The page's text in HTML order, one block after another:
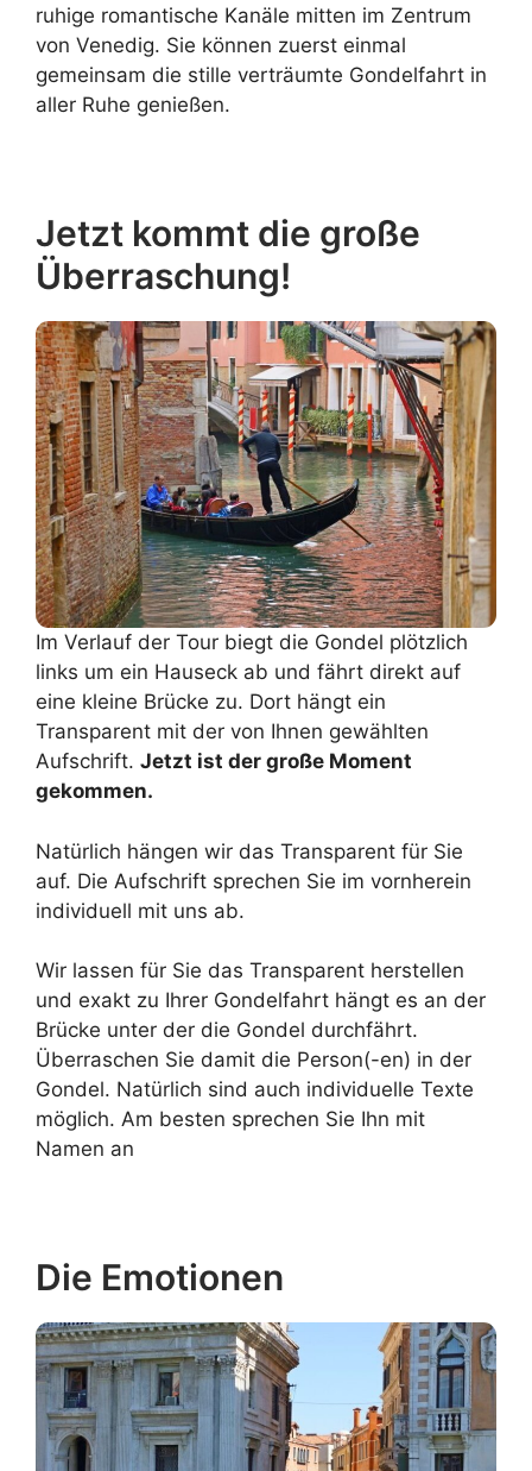
ruhige romantische Kanäle mitten im Zentrum
von Venedig. Sie können zuerst einmal
gemeinsam die stille verträumte Gondelfahrt in
aller Ruhe genießen.
Jetzt kommt die große
Überraschung!
Im Verlauf der Tour biegt die Gondel plötzlich
links um ein Hauseck ab und fährt direkt auf
eine kleine Brücke zu. Dort hängt ein
Transparent mit der von Ihnen gewählten
Aufschrift. Jetzt ist der große Moment
gekommen.
Natürlich hängen wir das Transparent für Sie
auf. Die Aufschrift sprechen Sie im vornherein
individuell mit uns ab.
Wir lassen für Sie das Transparent herstellen
und exakt zu Ihrer Gondelfahrt hängt es an der
Brücke unter der die Gondel durchfährt.
Überraschen Sie damit die Person(-en) in der
Gondel. Natürlich sind auch individuelle Texte
möglich. Am besten sprechen Sie Ihn mit
Namen an
Die Emotionen